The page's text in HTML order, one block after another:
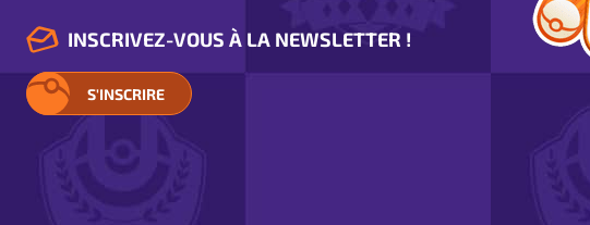
INSCRIVEZ-VOUS À LA NEWSLETTER !
S'INSCRIRE